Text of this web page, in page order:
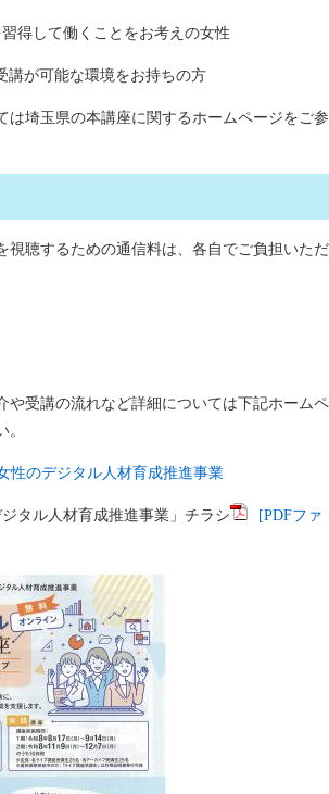
習得して働くことをお考えの女性
講が可能な環境をお持ちの方
は埼玉県の本講座に関するホームページをご参
聴するための通信料は、各自でご負担いただ
受講の流れなど詳細については下記ホームペ
性のデジタル人材育成推進事業
タル人材育成推進事業」チラシ
[PDFファ